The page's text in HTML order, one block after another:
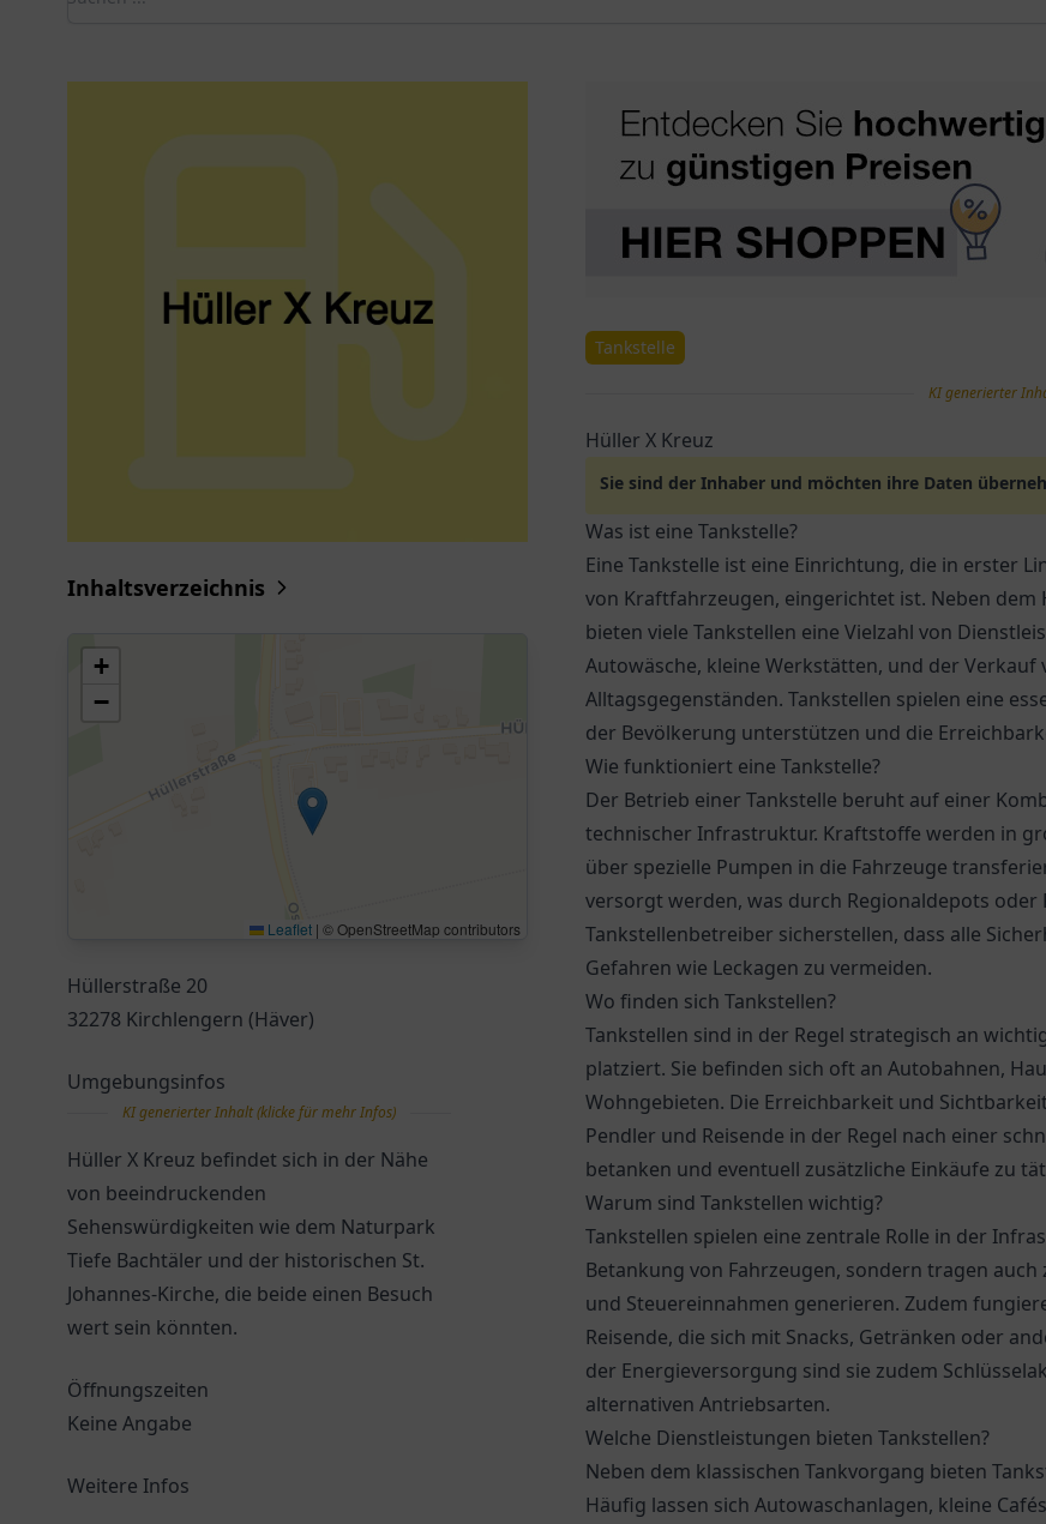
Inhaltsverzeichnis
+
−
Leaflet | © OpenStreetMap contributors
Hüllerstraße 20
32278 Kirchlengern (Häver)
Umgebungsinfos
KI generierter Inhalt (klicke für mehr Infos)
Hüller X Kreuz befindet sich in der Nähe
von beeindruckenden
Sehenswürdigkeiten wie dem Naturpark
Tiefe Bachtäler und der historischen St.
Johannes-Kirche, die beide einen Besuch
wert sein könnten.
Öffnungszeiten
Keine Angabe
Weitere Infos
Tankstelle
KI generierter
Hüller X Kreuz
Sie sind der Inhaber und möchten ihre Daten
Was ist eine Tankstelle?
Eine Tankstelle ist eine Einrichtung, die in erster
von Kraftfahrzeugen, eingerichtet ist. Neben dem
bieten viele Tankstellen eine Vielzahl von
Autowäsche, kleine Werkstätten, und der Verkauf
Alltagsgegenständen. Tankstellen spielen eine
der Bevölkerung unterstützen und die
Wie funktioniert eine Tankstelle?
Der Betrieb einer Tankstelle beruht auf einer
technischer Infrastruktur. Kraftstoffe werden in
über spezielle Pumpen in die Fahrzeuge
versorgt werden, was durch Regionaldepots oder
Tankstellenbetreiber sicherstellen, dass alle
Gefahren wie Leckagen zu vermeiden.
Wo finden sich Tankstellen?
Tankstellen sind in der Regel strategisch an
platziert. Sie befinden sich oft an Autobahnen,
Wohngebieten. Die Erreichbarkeit und
Pendler und Reisende in der Regel nach einer
betanken und eventuell zusätzliche Einkäufe zu
Warum sind Tankstellen wichtig?
Tankstellen spielen eine zentrale Rolle in der
Betankung von Fahrzeugen, sondern tragen
und Steuereinnahmen generieren. Zudem
Reisende, die sich mit Snacks, Getränken oder
der Energieversorgung sind sie zudem
alternativen Antriebsarten.
Welche Dienstleistungen bieten Tankstellen?
Neben dem klassischen Tankvorgang bieten
Häufig lassen sich Autowaschanlagen, kleine